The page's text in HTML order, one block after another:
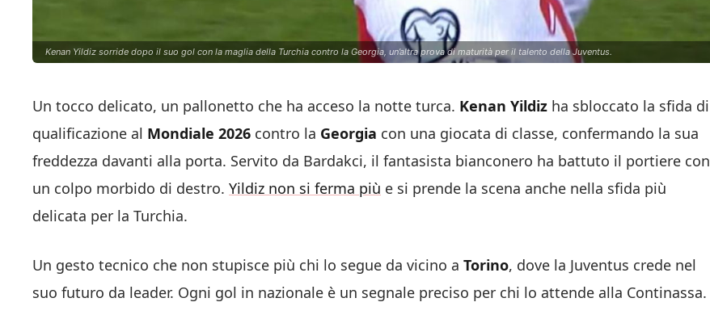
Kenan Yildiz sorride dopo il suo gol con la maglia della Turchia contro la Georgia, un’altra prova di maturità per il talento della Juventus.
Un tocco delicato, un pallonetto che ha acceso la notte turca. Kenan Yildiz ha sbloccato la sfida di
qualificazione al Mondiale 2026 contro la Georgia con una giocata di classe, confermando la sua
freddezza davanti alla porta. Servito da Bardakci, il fantasista bianconero ha battuto il portiere con
un colpo morbido di destro. Yildiz non si ferma più e si prende la scena anche nella sfida più
delicata per la Turchia.
Un gesto tecnico che non stupisce più chi lo segue da vicino a Torino, dove la Juventus crede nel
suo futuro da leader. Ogni gol in nazionale è un segnale preciso per chi lo attende alla Continassa.